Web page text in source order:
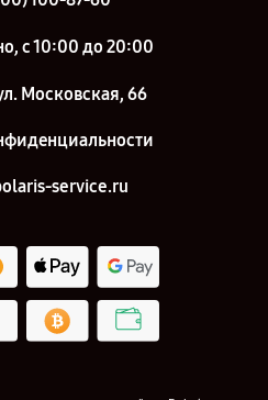
с 10:00 до 20:00
Московская, 66
service.ru